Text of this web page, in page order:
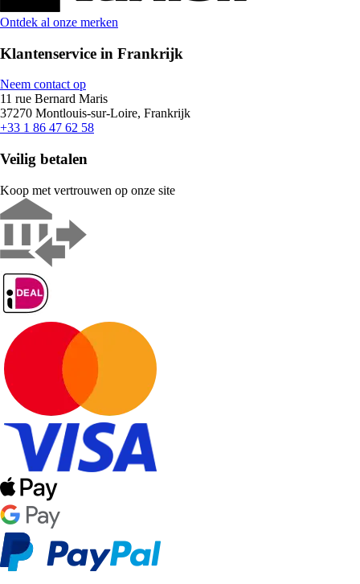
Ontdek al onze merken
Klantenservice in Frankrijk
Neem contact op
11 rue Bernard Maris
37270 Montlouis-sur-Loire, Frankrijk
+33 1 86 47 62 58
Veilig betalen
Koop met vertrouwen op onze site